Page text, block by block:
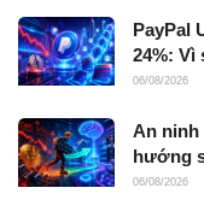
PayPal
24%: Vì
06/08/2026
An ninh
hướng
06/08/2026